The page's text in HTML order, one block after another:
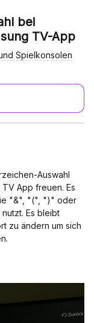
bei
TV-App
Spielkonsolen
Auswahl
App freuen. Es
"&", "(", ")" oder
Es bleibt
zu ändern um sich